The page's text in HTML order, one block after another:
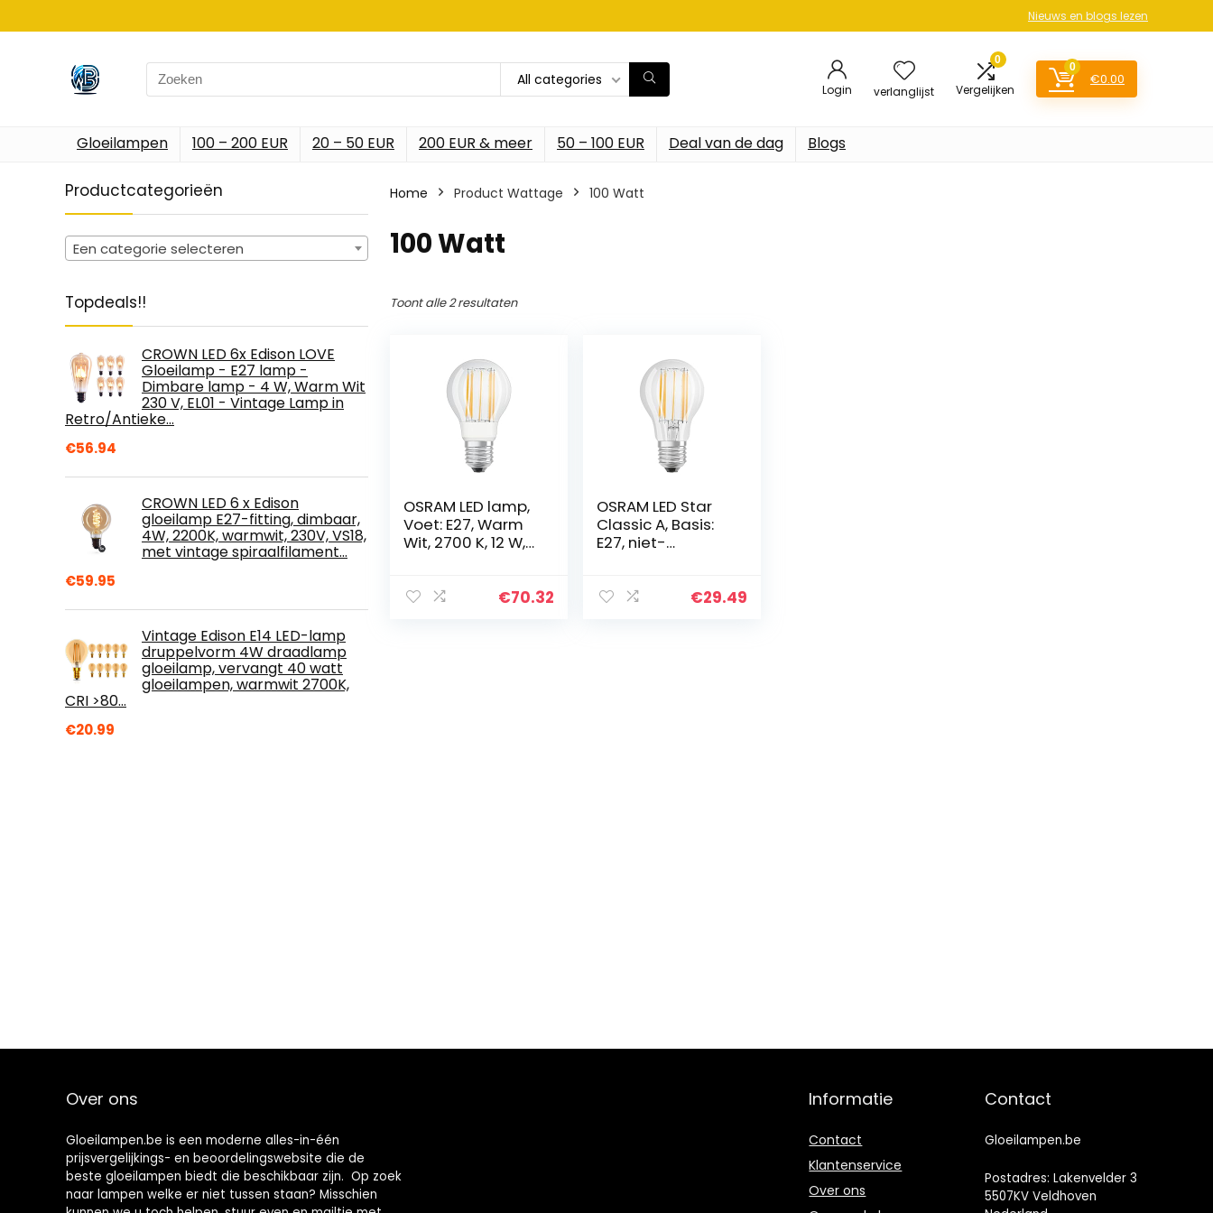
Nieuws en blogs lezen
Search
for:
All categories
Login verlanglijst
0
Vergelijken
0
€0.00
Gloeilampen 100 – 200 EUR 20 – 50 EUR 200 EUR & meer 50 – 100 EUR Deal van de dag Blogs
Productcategorieën
Een categorie selecteren
Topdeals!!
CROWN LED 6x Edison LOVE
Gloeilamp - E27 lamp -
Dimbare lamp - 4 W, Warm Wit
230 V, EL01 - Vintage Lamp in
Retro/Antieke…
€56.94
CROWN LED 6 x Edison
gloeilamp E27-fitting, dimbaar,
4W, 2200K, warmwit, 230V, VS18,
met vintage spiraalfilament…
€59.95
Vintage Edison E14 LED-lamp
druppelvorm 4W draadlamp
gloeilamp, vervangt 40 watt
gloeilampen, warmwit 2700K,
CRI >80…
€20.99
Home Product Wattage ‎100 Watt
‎100 Watt
Toont alle 2 resultaten
OSRAM LED lamp,
Voet: E27, Warm
Wit, 2700 K, 12 W,
LED Retrofit
€70.32
OSRAM LED Star
Classic A, Basis:
E27, niet-
vervanging voor
€29.49
Over ons
Gloeilampen.be is een moderne alles-in-één
prijsvergelijkings- en beoordelingswebsite die de
beste gloeilampen biedt die beschikbaar zijn. Op zoek
naar lampen welke er niet tussen staan? Misschien
Informatie
Contact
Klantenservice
Over ons
Contact
Gloeilampen.be
Postadres: Lakenvelder 3
5507KV Veldhoven